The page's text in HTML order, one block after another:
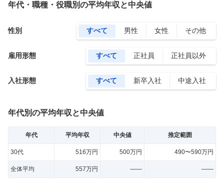
年代・職種・役職別の平均年収と中央値
性別 すべて 男性 女性 その他
雇用形態 すべて 正社員 正社員以外
入社形態 すべて 新卒入社 中途入社
年代別の平均年収と中央値
年代 平均年収 中央値 推定範囲
30代 516万円 500万円 490〜590万円
全体平均 557万円 —— ——